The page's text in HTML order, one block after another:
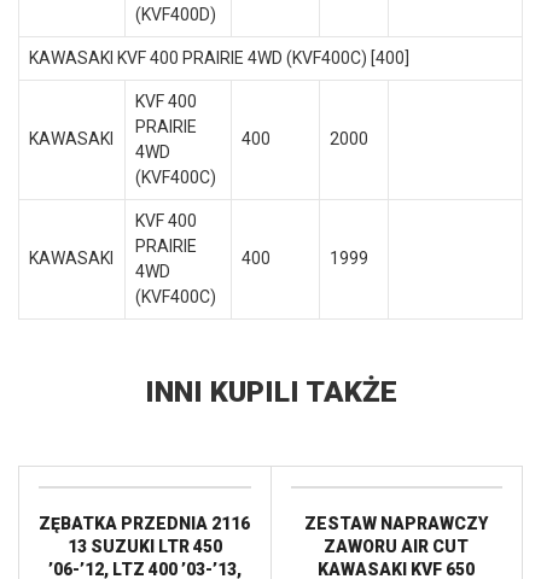
(KVF400D)
KAWASAKI KVF 400 PRAIRIE 4WD (KVF400C) [400]
KAWASAKI
KVF 400
PRAIRIE
4WD
(KVF400C)
400 2000
KAWASAKI
KVF 400
PRAIRIE
4WD
(KVF400C)
400 1999
INNI KUPILI TAKŻE
ZĘBATKA PRZEDNIA 2116
13 SUZUKI LTR 450
’06-’12, LTZ 400 ’03-’13,
ZESTAW NAPRAWCZY
ZAWORU AIR CUT
KAWASAKI KVF 650